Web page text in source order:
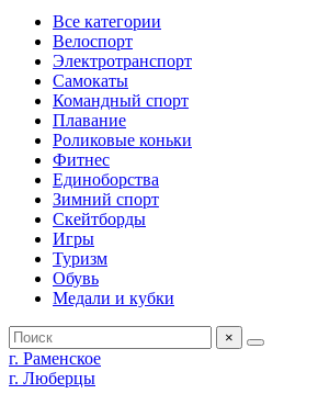
Все категории
Велоспорт
Электротранспорт
Самокаты
Командный спорт
Плавание
Роликовые коньки
Фитнес
Единоборства
Зимний спорт
Скейтборды
Игры
Туризм
Обувь
Медали и кубки
×
г. Раменское
г. Люберцы